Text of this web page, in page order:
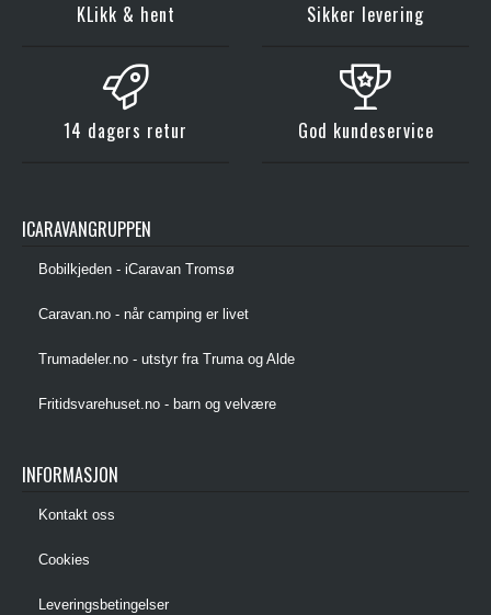
KLikk & hent Sikker levering
14 dagers retur God kundeservice
ICARAVANGRUPPEN
Bobilkjeden - iCaravan Tromsø
Caravan.no - når camping er livet
Trumadeler.no - utstyr fra Truma og Alde
Fritidsvarehuset.no - barn og velvære
INFORMASJON
Kontakt oss
Cookies
Leveringsbetingelser